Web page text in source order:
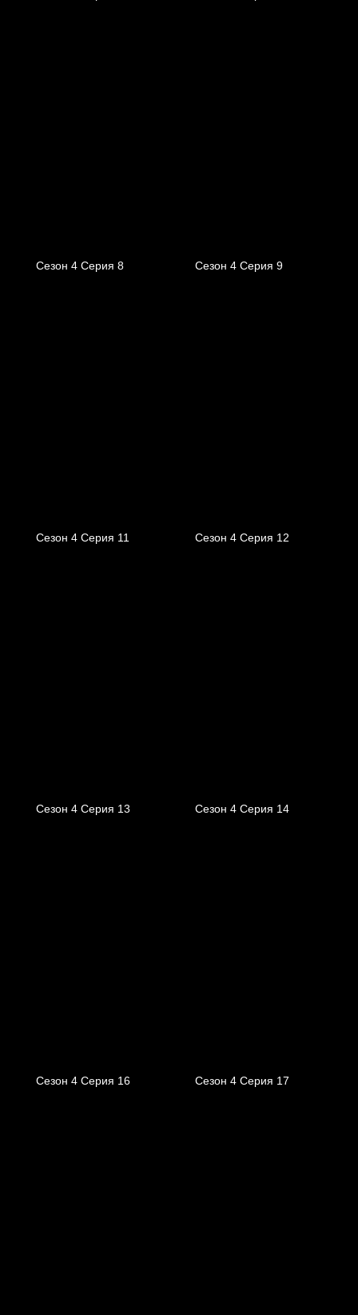
Сезон 4 Серия 8 Сезон 4 Серия 9
Сезон 4 Серия 11 Сезон 4 Серия 12
Сезон 4 Серия 13 Сезон 4 Серия 14
Сезон 4 Серия 16 Сезон 4 Серия 17